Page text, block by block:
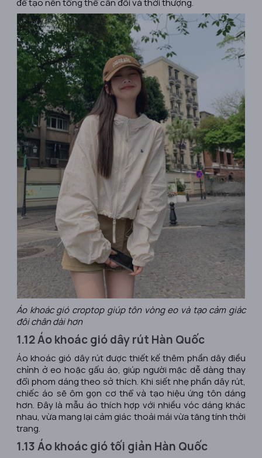
Áo khoác gió croptop giúp tôn vòng eo và tạo cảm giác
đôi chân dài hơn
1.12 Áo khoác gió dây rút Hàn Quốc
Áo khoác gió dây rút được thiết kế thêm phần dây điều
chỉnh ở eo hoặc gấu áo, giúp người mặc dễ dàng thay
đổi phom dáng theo sở thích. Khi siết nhẹ phần dây rút,
chiếc áo sẽ ôm gọn cơ thể và tạo hiệu ứng tôn dáng
hơn. Đây là mẫu áo thích hợp với nhiều vóc dáng khác
nhau, vừa mang lại cảm giác thoải mái vừa tăng tính thời
trang.
1.13 Áo khoác gió tối giản Hàn Quốc